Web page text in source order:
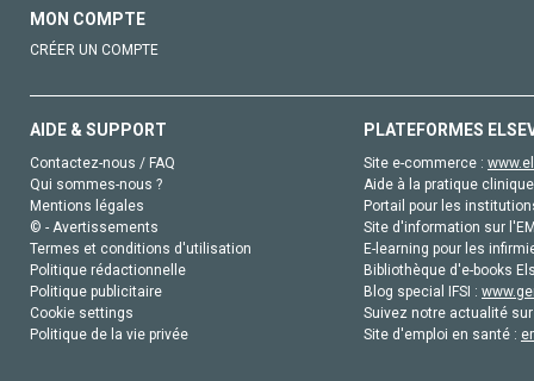
MON COMPTE
CRÉER UN COMPTE
AIDE & SUPPORT
Contactez-nous / FAQ
Qui sommes-nous ?
Mentions légales
© - Avertissements
Termes et conditions d'utilisation
Politique rédactionnelle
Politique publicitaire
Cookie settings
Politique de la vie privée
PLATEFORMES
Site e-commerce :
Aide à la pratique
Portail pour les
Site d'information sur
E-learning pour les
Bibliothèque d'e-books
Blog special IFSI :
Suivez notre actualité
Site d'emploi en santé :